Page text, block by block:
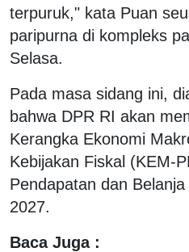
terpuruk," kata Puan
paripurna di kompleks
Selasa.
Pada masa sidang ini,
bahwa DPR RI akan
Kerangka Ekonomi
Kebijakan Fiskal (KEM-
Pendapatan dan
2027.
Baca Juga :